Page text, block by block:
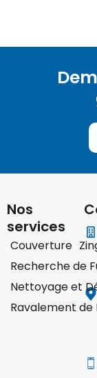
Nos
services
Couverture
Recherche de
Nettoyage et
Ravalement de